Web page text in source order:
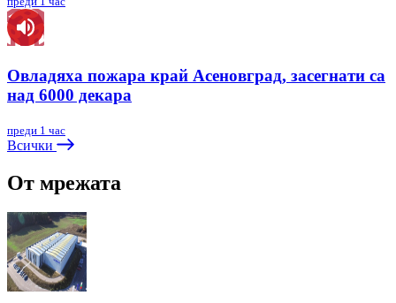
Овладяха пожара край Асеновград, засегнати са
над 6000 декара
преди 1 час
Всички
От мрежата